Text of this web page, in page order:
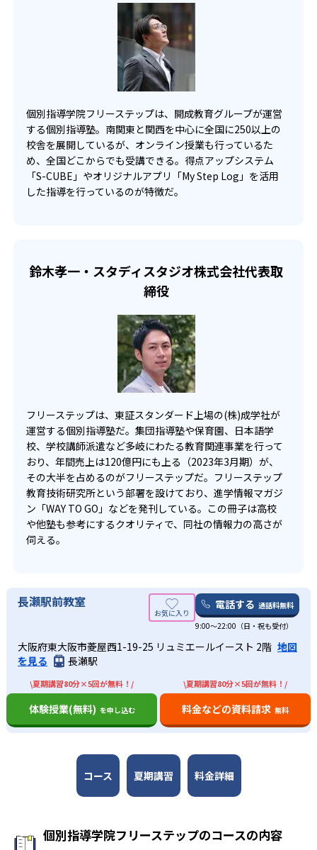
人ひとりに対応した学習プランを作成するとともに、家庭
と講師の緻密な連携の支援も担う。また、生徒の合格プロ
デュース実績を共有する合格プロデューサーアワードを通
じて、自らの能力向上にも取り組んでいる。
を十分に把握した上で指導を受けることができる。
またフリーステップは、教材開発機関として教育技術研究
所を構えている。この研究所では、生徒が体系的な理解と
論理的な説明ができるよう、独自に教材を開発。この教材
により、苦手な部分を克服するだけの授業ではなく、点数
アップや第一志望校合格といった成果に直結する授業の構
成を可能にしている。
フリーステップでは、独自開発した学習システム「S-
CUBE」により、生徒それぞれが自分の目標から逆算したカ
リキュラムに沿って学習することができる。
膨大な定期テストや入試データを分析し、それを基に課題
克服の計画や進捗管理まで行なっているため、無駄がなく
個別指導学習院フリーステップでは、小学生のコースから1
回の授業が80分に設定されている。そのため、子どもによ
っては慣れるまでに時間がかかり、授業中に集中力が持続
昭和 2
2 文京
4
小平 6 井草 10
江戸川 2 神代 2 清瀬 3
墨田川 2 調布南 1
上水
武蔵丘 7
杉並 4
神奈川総合 1
岸根 1 さいたま市立浦和 1
川越女子 1 春日部 2
蕨 1 所沢北 2 浦和西 3
川口北 3 和光国際 1
川越南 2 さいたま市立浦和南 2
2
坂戸 1
所沢西 3 川口 2
大宮南 3 東葛飾 1
薬園台 千葉（市立）
八千代 1 船橋東 2
幕張総合 2 鎌ケ谷 1
個別指導学院フリーステップは、開成教育グループが運営
する個別指導塾。南関東と関西を中心に全国に250以上の
校舎を展開しているが、オンライン授業も行っているた
め、全国どこからでも受講できる。得点アップシステム
「S-CUBE」やオリジナルアプリ「My Step Log」を活用
した指導を行っているのが特徴だ。
鈴木孝一・スタディスタジオ株式会社代表取
締役
フリーステップは、東証スタンダード上場の(株)成学社が
運営する個別指導塾だ。集団指導塾や保育園、日本語学
校、学校講師派遣など多岐にわたる教育関連事業を行って
おり、年間売上は120億円にも上る（2023年3月期）が、
その大半を占めるのがフリーステップだ。フリーステップ
教育技術研究所という部署を設けており、進学情報マガジ
ン「WAY TO GO」などを発刊している。この冊子は高校
や他塾も参考にするクオリティで、同社の情報力の高さが
伺える。
長瀬駅前教室 電話する 通話料無料
9:00～22:00（日・祝も受付）
大阪府東大阪市菱屋西1-19-25 リュミエールイースト 2階 地図
を見る
長瀬駅
\夏期講習80分×5回が無料！/
体験授業(無料) を申し込む
\夏期講習80分×5回が無料！/
料金などの資料請求 無料
コース 夏期講習 料金詳細
個別指導学院フリーステップのコースの内容